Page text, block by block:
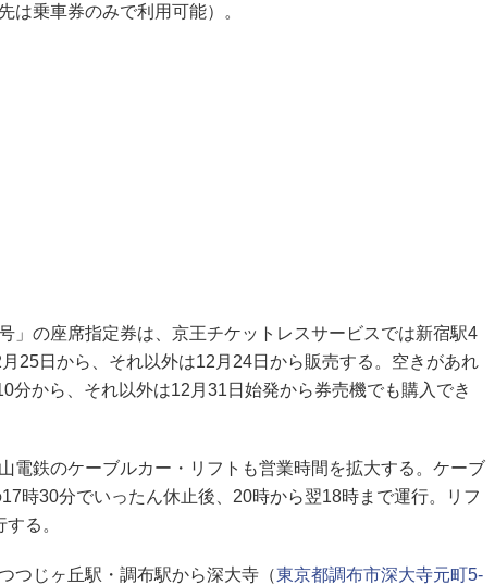
は乗車券のみで利用可能）。
」の座席指定券は、京王チケットレスサービスでは新宿駅4
25日から、それ以外は12月24日から販売する。空きがあれ
分から、それ以外は12月31日始発から券売機でも購入でき
電鉄のケーブルカー・リフトも営業時間を拡大する。ケーブ
時30分でいったん休止後、20時から翌18時まで運行。リフ
る。
つじヶ丘駅・調布駅から深大寺（東京都調布市深大寺元町5-